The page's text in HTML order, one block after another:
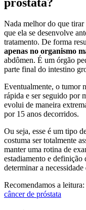
Nada melhor do que tirar
que ela se desenvolve
tratamento. De forma
apenas no organismo
abdômen. É um órgão
parte final do intestino
Eventualmente, o tumor
rápida e ser seguido por
evolui de maneira
por 15 anos decorridos.
Ou seja, esse é um tipo
costuma ser totalmente
manter uma rotina de
estadiamento e definição
determinar a
Recomendamos a leitura:
câncer de próstata